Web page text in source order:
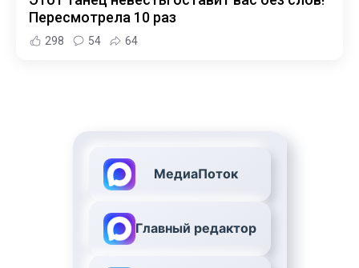
Пересмотрела 10 раз
298 54 64
МедиаПоток
Главный редактор